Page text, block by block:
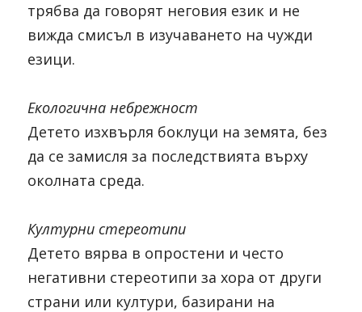
трябва да говорят неговия език и не
вижда смисъл в изучаването на чужди
езици.
Екологична небрежност
Детето изхвърля боклуци на земята, без
да се замисля за последствията върху
околната среда.
Културни стереотипи
Детето вярва в опростени и често
негативни стереотипи за хора от други
страни или култури, базирани на